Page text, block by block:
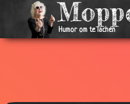
Humor om te lachen
2009
18 Oct
2009
Lachen